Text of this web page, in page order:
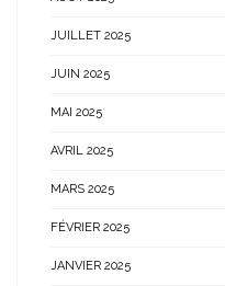
JUILLET 2025
JUIN 2025
MAI 2025
AVRIL 2025
MARS 2025
FÉVRIER 2025
JANVIER 2025